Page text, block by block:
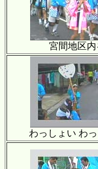
宮間地区内
わっしょい わ